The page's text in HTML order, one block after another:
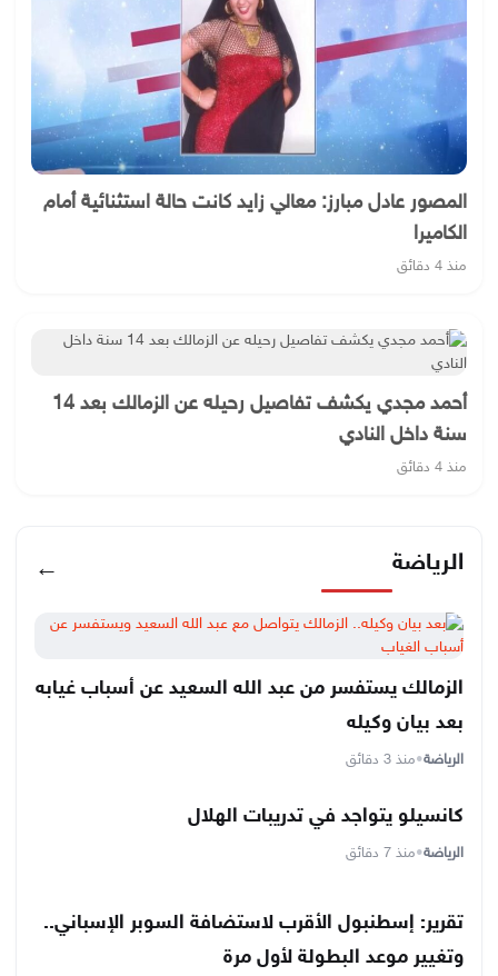
المصور عادل مبارز: معالي زايد كانت حالة استثنائية أمام
الكاميرا
منذ 4 دقائق
أحمد مجدي يكشف تفاصيل رحيله عن الزمالك بعد 14
سنة داخل النادي
منذ 4 دقائق
الرياضة ←
الزمالك يستفسر من عبد الله السعيد عن أسباب غيابه
بعد بيان وكيله
الرياضة•منذ 3 دقائق
كانسيلو يتواجد في تدريبات الهلال
الرياضة•منذ 7 دقائق
تقرير: إسطنبول الأقرب لاستضافة السوبر الإسباني..
وتغيير موعد البطولة لأول مرة